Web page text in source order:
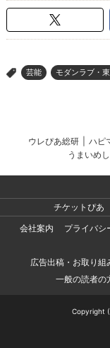
> 芸能 モダンラブ・
ウレぴあ総研 ハピ
うまいめし
チケットぴあ
会社案内
プライバシ
広告出稿・お取り
一般の読者の
Copyright